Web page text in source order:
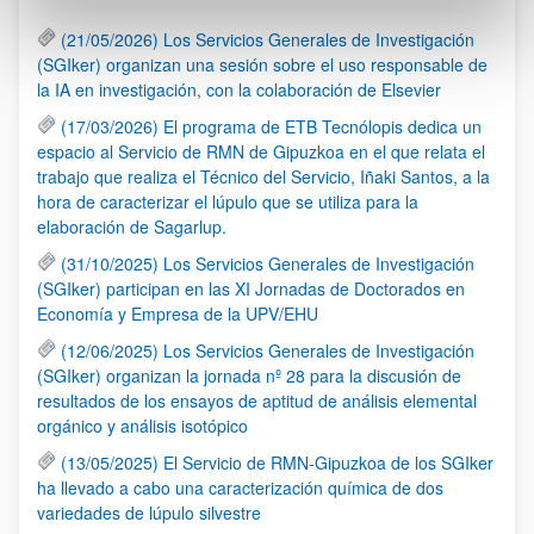
(21/05/2026) Los Servicios Generales de Investigación
(SGIker) organizan una sesión sobre el uso responsable de
la IA en investigación, con la colaboración de Elsevier
(17/03/2026) El programa de ETB Tecnólopis dedica un
espacio al Servicio de RMN de Gipuzkoa en el que relata el
trabajo que realiza el Técnico del Servicio, Iñaki Santos, a la
hora de caracterizar el lúpulo que se utiliza para la
elaboración de Sagarlup.
(31/10/2025) Los Servicios Generales de Investigación
(SGIker) participan en las XI Jornadas de Doctorados en
Economía y Empresa de la UPV/EHU
(12/06/2025) Los Servicios Generales de Investigación
(SGIker) organizan la jornada nº 28 para la discusión de
resultados de los ensayos de aptitud de análisis elemental
orgánico y análisis isotópico
(13/05/2025) El Servicio de RMN-Gipuzkoa de los SGIker
ha llevado a cabo una caracterización química de dos
variedades de lúpulo silvestre